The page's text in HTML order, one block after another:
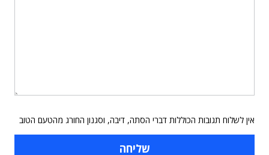
אין לשלוח תגובות הכוללות דברי הסתה, דיבה, וסגנון החורג מהטעם הטוב